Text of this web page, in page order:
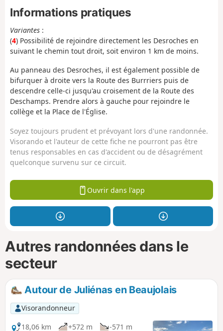
Informations pratiques
Variantes :
(4) Possibilité de rejoindre directement les Desroches en
suivant le chemin tout droit, soit environ 1 km de moins.
Au panneau des Desroches, il est également possible de
bifurquer à droite vers la Route des Burrriers puis de
descendre celle-ci jusqu'au croisement de la Route des
Deschamps. Prendre alors à gauche pour rejoindre le
collège et la Place de l'Église.
Soyez toujours prudent et prévoyant lors d'une randonnée.
Visorando et l'auteur de cette fiche ne pourront pas être
tenus responsables en cas d'accident ou de désagrément
quelconque survenu sur ce circuit.
Ouvrir dans l'app
Autres randonnées dans le
secteur
Autour de Juliénas en Beaujolais
Visorandonneur
18,06 km
+572 m -571 m